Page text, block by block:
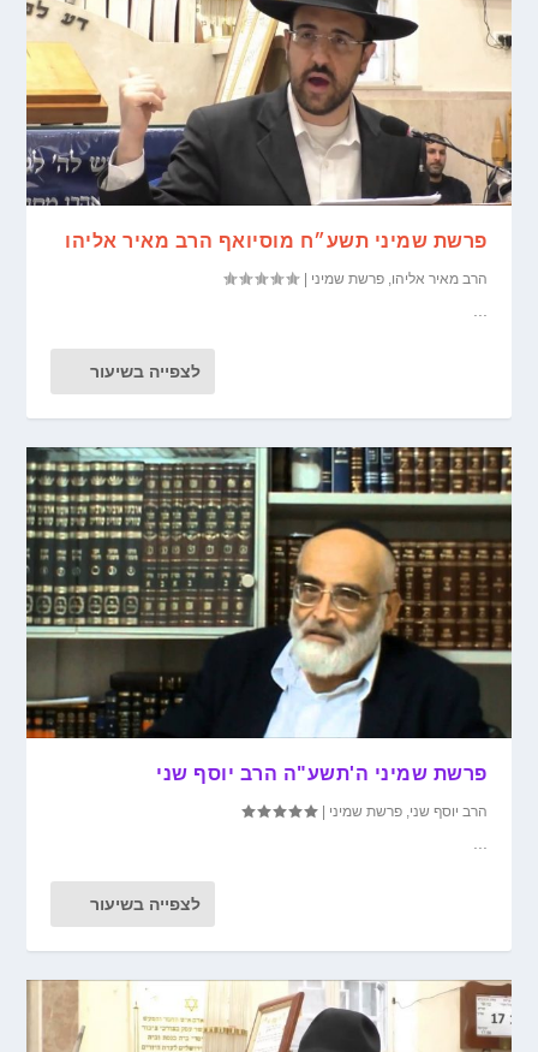
פרשת שמיני תשע״ח מוסיואף הרב מאיר אליהו
הרב מאיר אליהו,פרשת שמיני |
לצפייה בשיעור
פרשת שמיני ה'תשע"ה הרב יוסף שני
הרב יוסף שני,פרשת שמיני |
לצפייה בשיעור